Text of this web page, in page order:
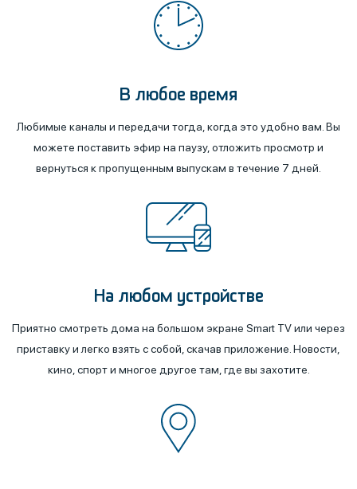
В любое время
Любимые каналы и передачи тогда, когда это удобно вам. Вы
можете поставить эфир на паузу, отложить просмотр и
вернуться к пропущенным выпускам в течение 7 дней.
На любом устройстве
Приятно смотреть дома на большом экране Smart TV или через
приставку и легко взять с собой, скачав приложение. Новости,
кино, спорт и многое другое там, где вы захотите.